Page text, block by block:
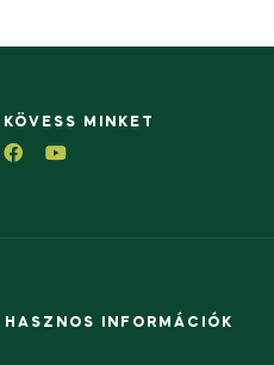
KÖVESS MINKET
HASZNOS INFORMÁCIÓK